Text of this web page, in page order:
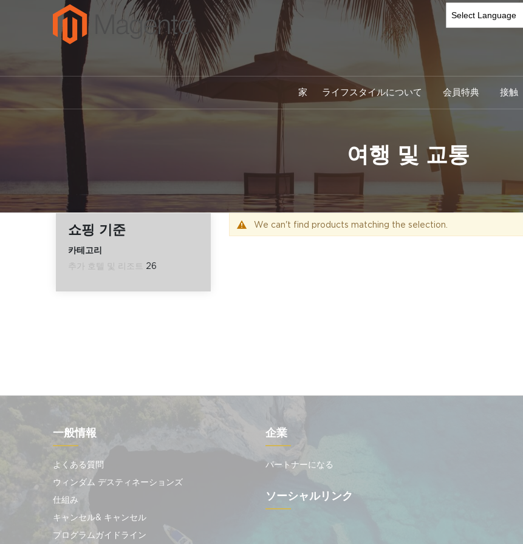
여행 및 교통
家 ライフスタイルについて 会員特典 接触
We can't find products matching the selection.
쇼핑 기준
카테고리
추가 호텔 및 리조트 26
一般情報
よくある質問
ウィンダム デスティネーションズ
仕組み
キャンセル& キャンセル
プログラムガイドライン
企業
パートナーになる
ソーシャルリンク